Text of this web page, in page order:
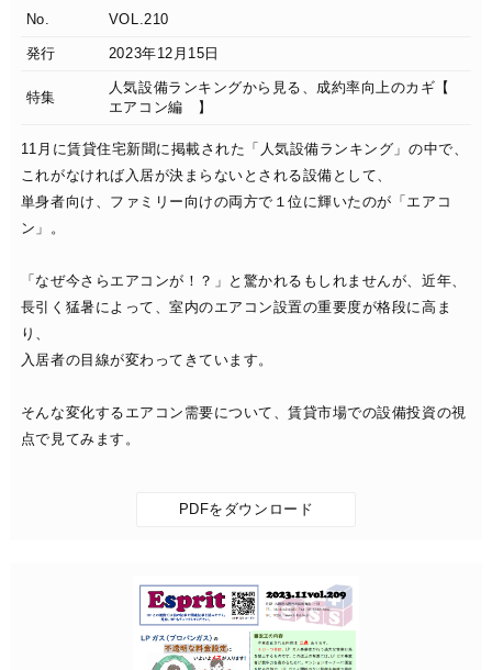
No. VOL.210
発行 2023年12月15日
特集
人気設備ランキングから見る、成約率向上のカギ【
エアコン編 】
11月に賃貸住宅新聞に掲載された「人気設備ランキング」の中で、
これがなければ入居が決まらないとされる設備として、
単身者向け、ファミリー向けの両方で１位に輝いたのが「エアコ
ン」。
「なぜ今さらエアコンが！？」と驚かれるもしれませんが、近年、
長引く猛暑によって、室内のエアコン設置の重要度が格段に高ま
り、
入居者の目線が変わってきています。
そんな変化するエアコン需要について、賃貸市場での設備投資の視
点で見てみます。
PDFをダウンロード